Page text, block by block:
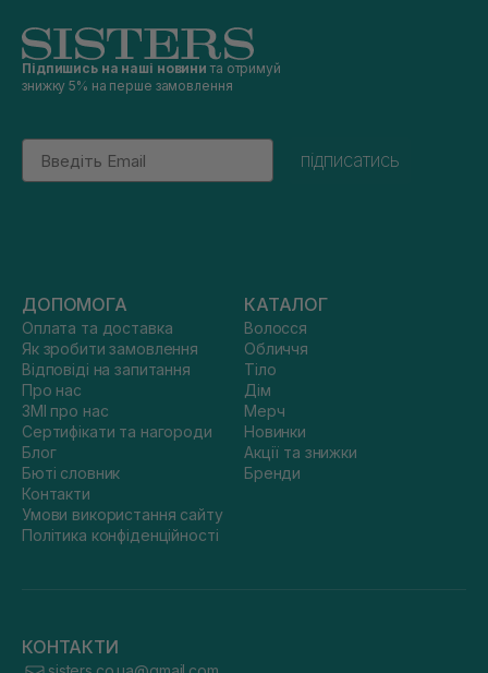
Підпишись на наші новини та отримуй
знижку 5% на перше замовлення
Email
підписатись
ДОПОМОГА
Оплата та доставка
Як зробити замовлення
Відповіді на запитання
Про нас
ЗМІ про нас
Сертифікати та нагороди
Блог
Бюті словник
Контакти
Умови використання сайту
Політика конфіденційності
КАТАЛОГ
Волосся
Обличчя
Тіло
Дім
Мерч
Новинки
Акції та знижки
Бренди
КОНТАКТИ